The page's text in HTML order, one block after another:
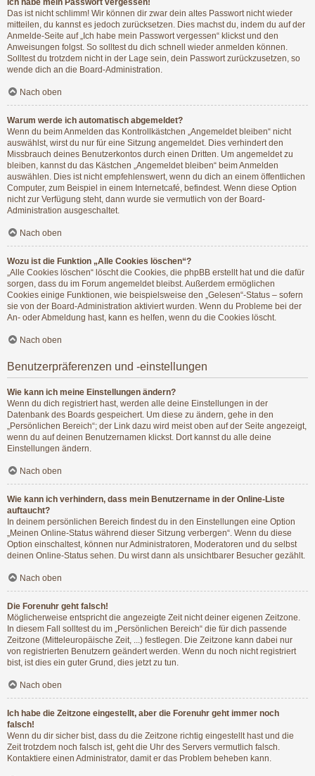
Das ist nicht schlimm! Wir können dir zwar dein altes Passwort nicht wieder
mitteilen, du kannst es jedoch zurücksetzen. Dies machst du, indem du auf der
Anmelde-Seite auf „Ich habe mein Passwort vergessen“ klickst und den
Anweisungen folgst. So solltest du dich schnell wieder anmelden können.
Solltest du trotzdem nicht in der Lage sein, dein Passwort zurückzusetzen, so
wende dich an die Board-Administration.
Nach oben
Warum werde ich automatisch abgemeldet?
Wenn du beim Anmelden das Kontrollkästchen „Angemeldet bleiben“ nicht
auswählst, wirst du nur für eine Sitzung angemeldet. Dies verhindert den
Missbrauch deines Benutzerkontos durch einen Dritten. Um angemeldet zu
bleiben, kannst du das Kästchen „Angemeldet bleiben“ beim Anmelden
auswählen. Dies ist nicht empfehlenswert, wenn du dich an einem öffentlichen
Computer, zum Beispiel in einem Internetcafé, befindest. Wenn diese Option
nicht zur Verfügung steht, dann wurde sie vermutlich von der Board-
Administration ausgeschaltet.
Nach oben
Wozu ist die Funktion „Alle Cookies löschen“?
„Alle Cookies löschen“ löscht die Cookies, die phpBB erstellt hat und die dafür
sorgen, dass du im Forum angemeldet bleibst. Außerdem ermöglichen
Cookies einige Funktionen, wie beispielsweise den „Gelesen“-Status – sofern
sie von der Board-Administration aktiviert wurden. Wenn du Probleme bei der
An- oder Abmeldung hast, kann es helfen, wenn du die Cookies löscht.
Nach oben
Benutzerpräferenzen und -einstellungen
Wie kann ich meine Einstellungen ändern?
Wenn du dich registriert hast, werden alle deine Einstellungen in der
Datenbank des Boards gespeichert. Um diese zu ändern, gehe in den
„Persönlichen Bereich“; der Link dazu wird meist oben auf der Seite angezeigt,
wenn du auf deinen Benutzernamen klickst. Dort kannst du alle deine
Einstellungen ändern.
Nach oben
Wie kann ich verhindern, dass mein Benutzername in der Online-Liste
auftaucht?
In deinem persönlichen Bereich findest du in den Einstellungen eine Option
„Meinen Online-Status während dieser Sitzung verbergen“. Wenn du diese
Option einschaltest, können nur Administratoren, Moderatoren und du selbst
deinen Online-Status sehen. Du wirst dann als unsichtbarer Besucher gezählt.
Nach oben
Die Forenuhr geht falsch!
Möglicherweise entspricht die angezeigte Zeit nicht deiner eigenen Zeitzone.
In diesem Fall solltest du im „Persönlichen Bereich“ die für dich passende
Zeitzone (Mitteleuropäische Zeit, ...) festlegen. Die Zeitzone kann dabei nur
von registrierten Benutzern geändert werden. Wenn du noch nicht registriert
bist, ist dies ein guter Grund, dies jetzt zu tun.
Nach oben
Ich habe die Zeitzone eingestellt, aber die Forenuhr geht immer noch
falsch!
Wenn du dir sicher bist, dass du die Zeitzone richtig eingestellt hast und die
Zeit trotzdem noch falsch ist, geht die Uhr des Servers vermutlich falsch.
Kontaktiere einen Administrator, damit er das Problem beheben kann.